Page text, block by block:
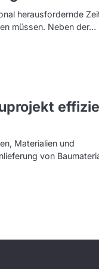
herausfordernde
müssen. Neben der…
Materialien und
von
bei